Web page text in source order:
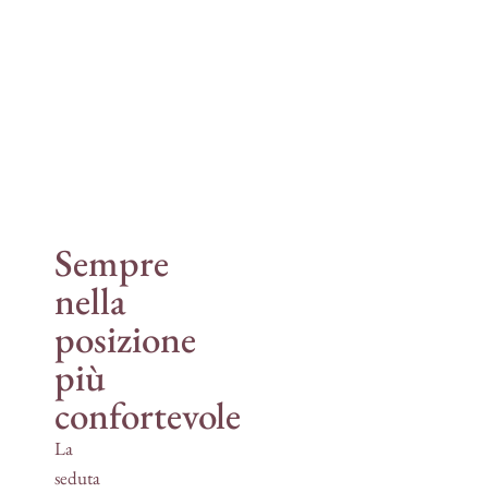
Sempre
nella
posizione
più
confortevole
La
seduta